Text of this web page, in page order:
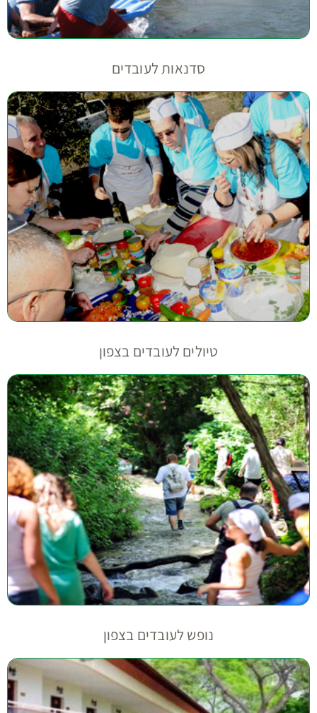
סדנאות לעובדים
טיולים לעובדים בצפון
נופש לעובדים בצפון